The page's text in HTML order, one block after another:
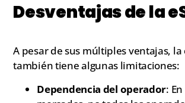
Desventajas de la
A pesar de sus múltiples ventajas, la
también tiene algunas limitaciones:
Dependencia del operador: